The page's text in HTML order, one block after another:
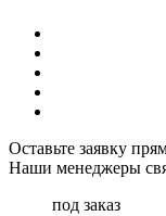
Оставьте заявку
Наши менеджеры
под заказ